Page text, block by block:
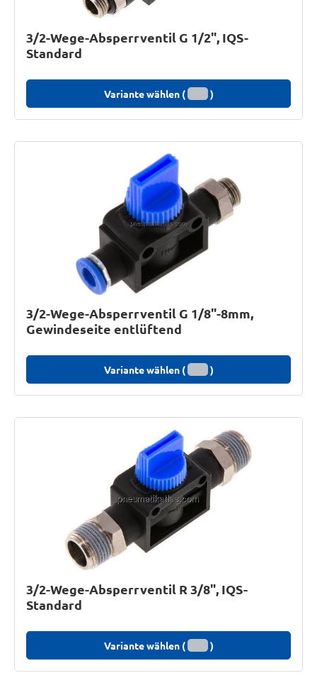
3/2-Wege-Absperrventil G 1/2", IQS-
Standard
Variante wählen ( )
3/2-Wege-Absperrventil G 1/8"-8mm,
Gewindeseite entlüftend
Variante wählen ( )
3/2-Wege-Absperrventil R 3/8", IQS-
Standard
Variante wählen ( )